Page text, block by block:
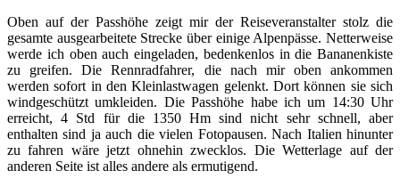
Oben auf der Passhöhe zeigt mir der Reiseveranstalter stolz die
gesamte ausgearbeitete Strecke über einige Alpenpässe. Netterweise
werde ich oben auch eingeladen, bedenkenlos in die Bananenkiste
zu greifen. Die Rennradfahrer, die nach mir oben ankommen
werden sofort in den Kleinlastwagen gelenkt. Dort können sie sich
windgeschützt umkleiden. Die Passhöhe habe ich um 14:30 Uhr
erreicht, 4 Std für die 1350 Hm sind nicht sehr schnell, aber
enthalten sind ja auch die vielen Fotopausen. Nach Italien hinunter
zu fahren wäre jetzt ohnehin zwecklos. Die Wetterlage auf der
anderen Seite ist alles andere als ermutigend.